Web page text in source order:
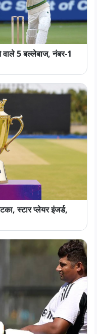
5 बल्लेबाज, नंबर-1
स्टार प्लेयर इंजर्ड,